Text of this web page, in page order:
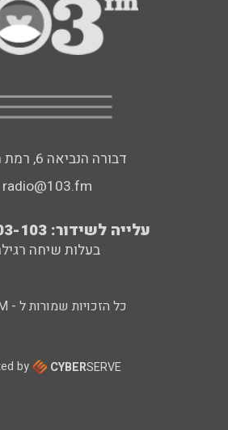
דבורה הנביאה 6, רמת השרון
radio@103.fm
עלייה לשידור: 0552-103-103
בעלות שיחה
כל הזכויות שמורות ל - 103FM
by CYBERSERVE